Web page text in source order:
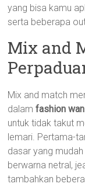
yang bisa kamu
serta beberapa
Mix and
Mix and match
dalamfashion
untuk tidak takut
lemari. Pertama-
dasar yang
berwarna netral,
tambahkan